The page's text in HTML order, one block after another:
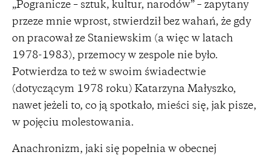
„Pogranicze – sztuk, kultur, narodów” – zapytany
przeze mnie wprost, stwierdził bez wahań, że gdy
on pracował ze Staniewskim (a więc w latach
1978-1983), przemocy w zespole nie było.
Potwierdza to też w swoim świadectwie
(dotyczącym 1978 roku) Katarzyna Małyszko,
nawet jeżeli to, co ją spotkało, mieści się, jak pisze,
w pojęciu molestowania.
Anachronizm, jaki się popełnia w obecnej